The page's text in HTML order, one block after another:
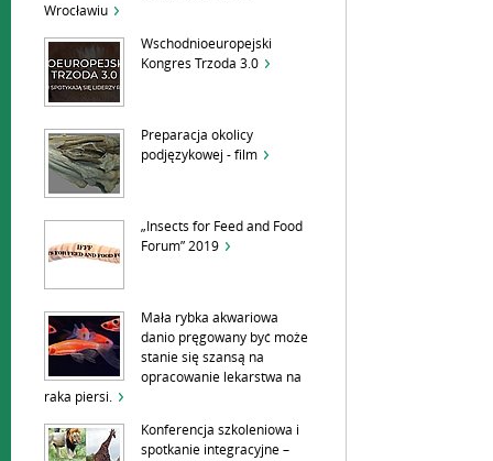
Wrocławiu
Wschodnioeuropejski
Kongres Trzoda 3.0
Preparacja okolicy
podjęzykowej - film
„Insects for Feed and Food
Forum” 2019
Mała rybka akwariowa
danio pręgowany być może
stanie się szansą na
opracowanie lekarstwa na
raka piersi.
Konferencja szkoleniowa i
spotkanie integracyjne –